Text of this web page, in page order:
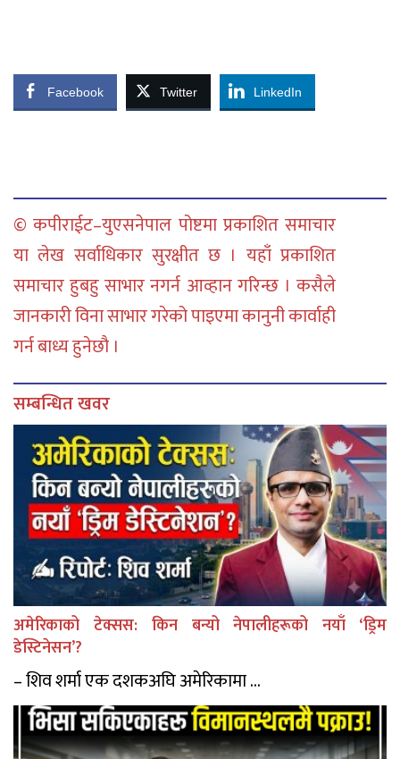
Facebook Twitter LinkedIn
© कपीराईट–युएसनेपाल पोष्टमा प्रकाशित समाचार
या लेख सर्वाधिकार सुरक्षीत छ । यहाँ प्रकाशित
समाचार हुबहु साभार नगर्न आव्हान गरिन्छ । कसैले
जानकारी विना साभार गरेको पाइएमा कानुनी कार्वाही
गर्न बाध्य हुनेछौ ।
सम्बन्धित खवर
अमेरिकाको टेक्सस: किन बन्यो नेपालीहरूको नयाँ ‘ड्रिम
डेस्टिनेसन’?
– शिव शर्मा एक दशकअघि अमेरिकामा ...